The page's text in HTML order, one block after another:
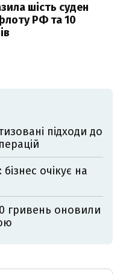
шість суден
РФ та 10
підходи до
очікує на
гривень оновили